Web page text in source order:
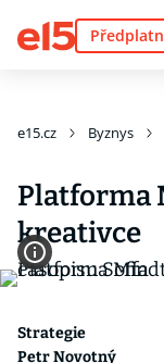
e15.cz Byznys
Platforma
kreativce
Strategie
Petr Novotný